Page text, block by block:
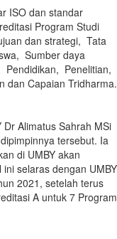
ISO dan standar
Program Studi
dan strategi, Tata
Sumber daya
Pendidikan, Penelitian,
dan Capaian Tridharma.
Alimatus Sahrah MSi
tersebut. Ia
di UMBY akan
selaras dengan UMBY
2021, setelah terus
A untuk 7 Program